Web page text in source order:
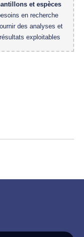
et espèces
en recherche
des analyses et
exploitables